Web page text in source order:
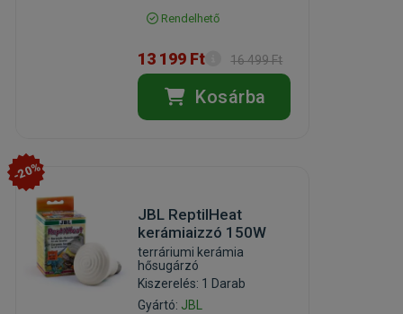
Rendelhető
13 199 Ft 16 499 Ft
Kosárba
-20%
JBL ReptilHeat
kerámiaizzó 150W
terráriumi kerámia
hősugárzó
Kiszerelés: 1 Darab
Gyártó: JBL